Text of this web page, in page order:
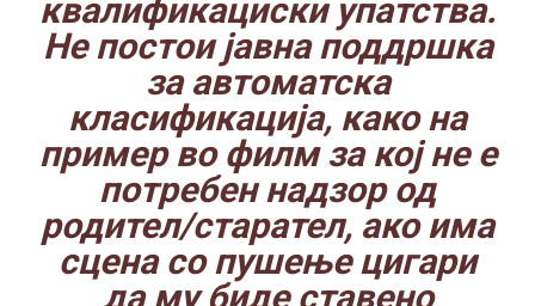
квалификациски упатства.
Не постои јавна поддршка
за автоматска
класификација, како на
пример во филм за кој не е
потребен надзор од
родител/старател, ако има
сцена со пушење цигари
да му биде ставено